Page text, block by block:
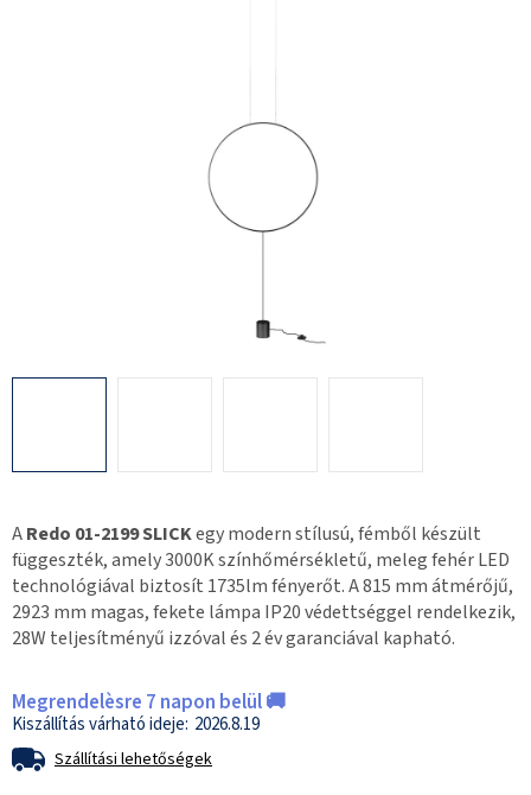
ARedo 01-2199 SLICKegy modern stílusú, fémből készült
függeszték, amely 3000K színhőmérsékletű, meleg fehér LED
technológiával biztosít 1735lm fényerőt. A 815 mm átmérőjű,
2923 mm magas, fekete lámpa IP20 védettséggel rendelkezik,
28W teljesítményű izzóval és 2 év garanciával kapható.
Megrendelèsre 7 napon belül 🚚
2026.8.19
Szállítási lehetőségek